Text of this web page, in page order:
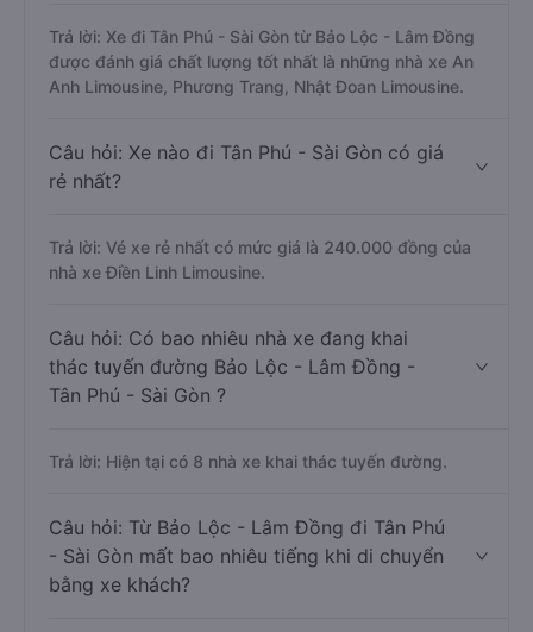
Trả lời: Xe đi Tân Phú - Sài Gòn từ Bảo Lộc - Lâm Đồng
được đánh giá chất lượng tốt nhất là những nhà xe An
Anh Limousine, Phương Trang, Nhật Đoan Limousine.
Câu hỏi: Xe nào đi Tân Phú - Sài Gòn có giá
rẻ nhất?
Trả lời: Vé xe rẻ nhất có mức giá là 240.000 đồng của
nhà xe Điền Linh Limousine.
Câu hỏi: Có bao nhiêu nhà xe đang khai
thác tuyến đường Bảo Lộc - Lâm Đồng -
Tân Phú - Sài Gòn ?
Trả lời: Hiện tại có 8 nhà xe khai thác tuyến đường.
Câu hỏi: Từ Bảo Lộc - Lâm Đồng đi Tân Phú
- Sài Gòn mất bao nhiêu tiếng khi di chuyển
bằng xe khách?